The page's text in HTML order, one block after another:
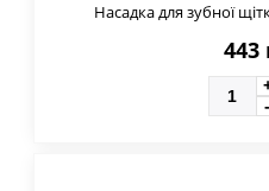
Насадка для зубної
443